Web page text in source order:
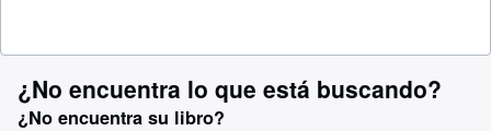
¿No encuentra lo que está buscando?
¿No encuentra su libro?